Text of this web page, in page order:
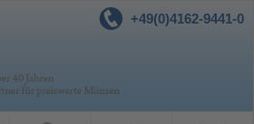
+49(0)4162-9441-0